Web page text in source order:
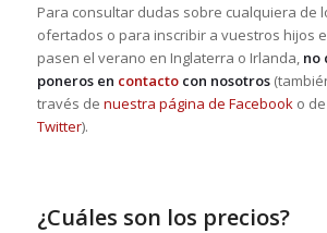
Para consultar dudas sobre cualquiera de
ofertados o para inscribir a vuestros hijos
pasen el verano en Inglaterra o Irlanda, no
poneros en contactocon nosotros
través de nuestra página de Facebooko de
Twitter).
¿Cuáles son los precios?